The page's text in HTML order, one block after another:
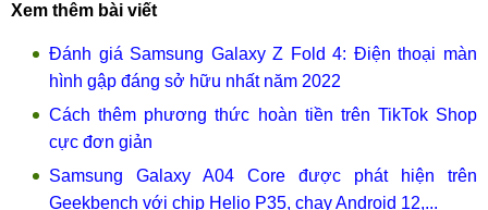
Xem thêm bài viết
Đánh giá Samsung Galaxy Z Fold 4: Điện thoại màn
hình gập đáng sở hữu nhất năm 2022
Cách thêm phương thức hoàn tiền trên TikTok Shop
cực đơn giản
Samsung Galaxy A04 Core được phát hiện trên
Geekbench với chip Helio P35, chạy Android 12,...